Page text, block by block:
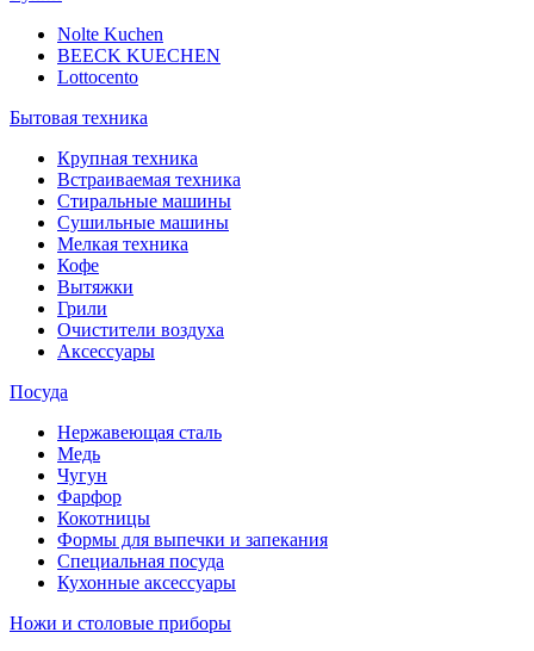
Nolte Kuchen
BEECK KUECHEN
Lottocento
Бытовая техника
Крупная техника
Встраиваемая техника
Стиральные машины
Сушильные машины
Мелкая техника
Кофе
Вытяжки
Грили
Очистители воздуха
Аксессуары
Посуда
Нержавеющая сталь
Медь
Чугун
Фарфор
Кокотницы
Формы для выпечки и запекания
Специальная посуда
Кухонные аксессуары
Ножи и столовые приборы